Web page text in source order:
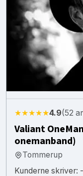
★★★★★4.9(52
Valiant
onemanband)
Tommerup
Kunderne skriver: